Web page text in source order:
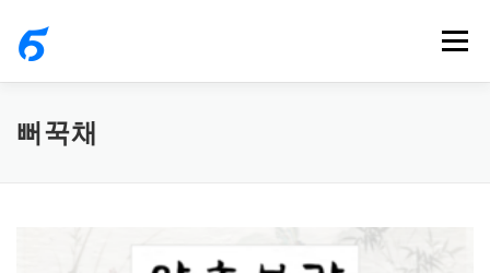
메뉴
뻐꾹채